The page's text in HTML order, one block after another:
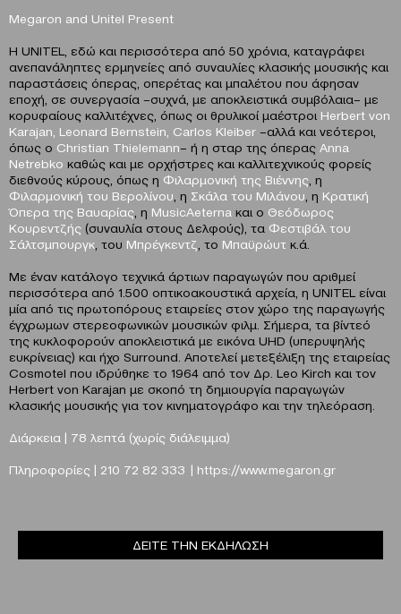
Megaron and Unitel Present
Η UNITEL, εδώ και περισσότερα από 50 χρόνια, καταγράφει
ανεπανάληπτες ερμηνείες από συναυλίες κλασικής μουσικής και
παραστάσεις όπερας, οπερέτας και μπαλέτου που άφησαν
εποχή, σε συνεργασία –συχνά, με αποκλειστικά συμβόλαια– με
κορυφαίους καλλιτέχνες, όπως οι θρυλικοί μαέστροι Herbert von
Karajan Leonard Bernstein Carlos Kleiber –αλλά και νεότεροι,
όπως ο Christian Thielemann– ή η σταρ της όπερας Anna
Netrebko καθώς και με ορχήστρες και καλλιτεχνικούς φορείς
διεθνούς κύρους, όπως η Φιλαρμονική της Βιέννης , η
Φιλαρμονική του Βερολίνου , η Σκάλα του Μιλάνου , η Κρατική
Όπερα της Βαυαρίας , η MusicAeterna και ο Θεόδωρος
Κουρεντζής (συναυλία στους Δελφούς), τα Φεστιβάλ του
Σάλτσμπουργκ , του Μπρέγκεντζ , το Μπαϋρώυτ κ.ά.
Με έναν κατάλογο τεχνικά άρτιων παραγωγών που αριθμεί
περισσότερα από 1.500 οπτικοακουστικά αρχεία, η UNITEL είναι
μία από τις πρωτοπόρους εταιρείες στον χώρο της παραγωγής
έγχρωμων στερεοφωνικών μουσικών φιλμ. Σήμερα, τα βίντεό
της κυκλοφορούν αποκλειστικά με εικόνα UHD (υπερυψηλής
ευκρίνειας) και ήχο Surround. Αποτελεί μετεξέλιξη της εταιρείας
Cosmotel που ιδρύθηκε το 1964 από τον Δρ. Leo Kirch και τον
Herbert von Karajan με σκοπό τη δημιουργία παραγωγών
κλασικής μουσικής για τον κινηματογράφο και την τηλεόραση.
Διάρκεια | 78 λεπτά (χωρίς διάλειμμα)
Πληροφορίες | 210 72 82 333 | https://www.megaron.gr
ΔΕΙΤΕ ΤΗΝ ΕΚΔΗΛΩΣΗ